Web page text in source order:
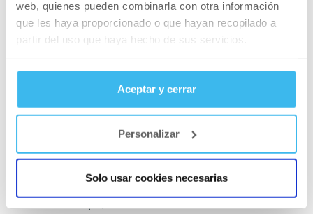
web, quienes pueden combinarla con otra información
que les haya proporcionado o que hayan recopilado a
partir del uso que haya hecho de sus servicios.
Aceptar y cerrar
Personalizar
Solo usar cookies necesarias
PUEDE AYUDAR A QUEMAR GRASA
para generar energía, pero es importante en qué
proporciones las ingieras. Un ejercicio
utilizará más grasas; los entrenamientos a
intervalos quemarán la misma cantidad de
calorías, pero menor cantidad de grasas. Al
mismo tiempo, los entrenamientos a intervalos